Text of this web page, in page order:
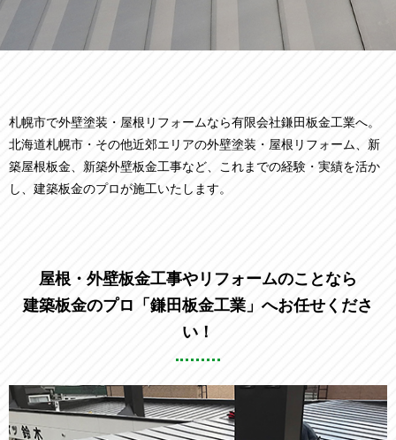
札幌市で外壁塗装・屋根リフォームなら有限会社鎌田板金工業へ。
北海道札幌市・その他近郊エリアの外壁塗装・屋根リフォーム、新
築屋根板金、新築外壁板金工事など、
これまでの経験・実績を活か
し、建築板金のプロが施工いたします。
屋根・外壁板金工事やリフォームのことなら
建築板金のプロ「鎌田板金工業」へお任せくださ
い！